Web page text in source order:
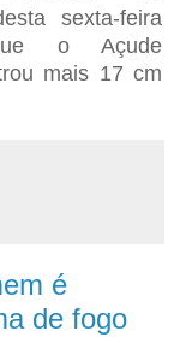
sexta-feira
o Açude
mais 17 cm
é
de fogo